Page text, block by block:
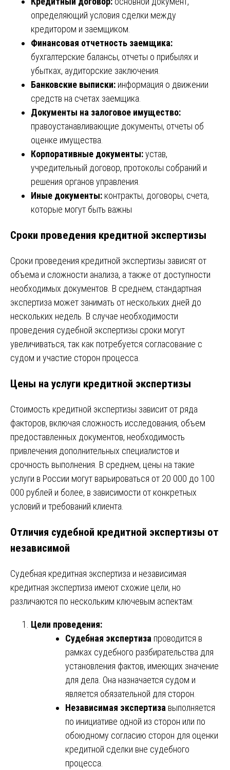
определяющий условия сделки между
кредитором и заемщиком.
Финансовая отчетность заемщика:
бухгалтерские балансы, отчеты о прибылях и
убытках, аудиторские заключения.
Банковские выписки: информация о движении
средств на счетах заемщика.
Документы на залоговое имущество:
правоустанавливающие документы, отчеты об
оценке имущества.
Корпоративные документы:устав,
учредительный договор, протоколы собраний и
решения органов управления.
Иные документы: контракты, договоры, счета,
которые могут быть важны
Сроки проведения кредитной экспертизы
Сроки проведения кредитной экспертизы зависят от
объема и сложности анализа, а также от доступности
необходимых документов. В среднем, стандартная
экспертиза может занимать от нескольких дней до
нескольких недель. В случае необходимости
проведения судебной экспертизы сроки могут
увеличиваться, так как потребуется согласование с
судом и участие сторон процесса.
Цены на услуги кредитной экспертизы
Стоимость кредитной экспертизы зависит от ряда
факторов, включая сложность исследования, объем
предоставленных документов, необходимость
привлечения дополнительных специалистов и
срочность выполнения. В среднем, цены на такие
услуги в России могут варьироваться от 20 000 до 100
000 рублей и более, в зависимости от конкретных
условий и требований клиента.
Отличия судебной кредитной экспертизы от
независимой
Судебная кредитная экспертиза и независимая
кредитная экспертиза имеют схожие цели, но
различаются по нескольким ключевым аспектам:
Цели проведения:
Судебная экспертиза проводится в
рамках судебного разбирательства для
установления фактов, имеющих значение
для дела. Она назначается судом и
является обязательной для сторон.
Независимая экспертиза выполняется
по инициативе одной из сторон или по
обоюдному согласию сторон для оценки
кредитной сделки вне судебного
процесса.